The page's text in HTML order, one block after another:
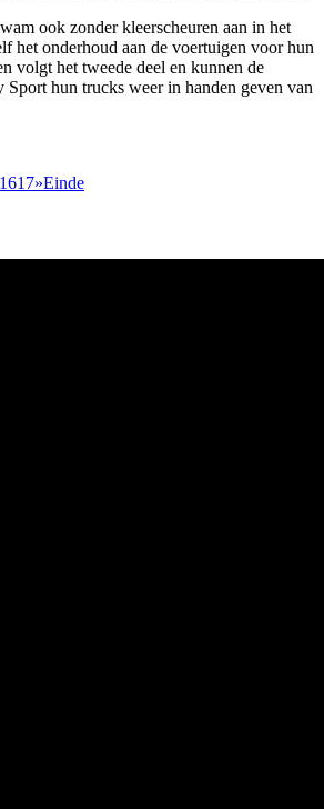
ook zonder kleerscheuren aan in het
het onderhoud aan de voertuigen voor hun
volgt het tweede deel en kunnen de
hun trucks weer in handen geven van
1617»Einde